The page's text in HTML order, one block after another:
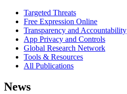
Targeted Threats
Free Expression Online
Transparency and Accountability
App Privacy and Controls
Global Research Network
Tools & Resources
All Publications
News